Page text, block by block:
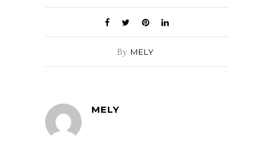
By MELY
MELY